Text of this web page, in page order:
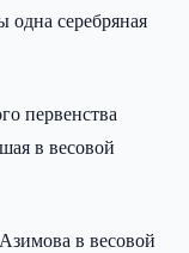
одна серебряная
первенства
в весовой
в весовой